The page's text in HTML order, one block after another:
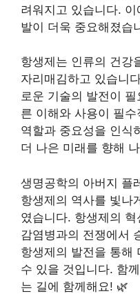
려워지고 있습니다.
발이 더욱 중요해졌습
항생제는 인류의 건강
자리매김하고 있습니
로운 기술의 발전이
른 이해와 사용이 필
역할과 중요성을 인식
더 나은 미래를 향해
생명공학의 아버지 플
항생제의 역사를 빛나
였습니다. 항생제의
감염병과의 전쟁에서
항생제의 발전을 통해
수 있을 것입니다. 함
는 길에 함께해요! 🌿